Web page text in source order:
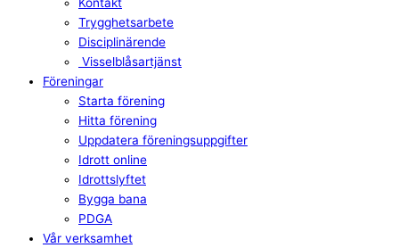
Trygghetsarbete
Disciplinärende
Visselblåsartjänst
Föreningar
Starta förening
Hitta förening
Uppdatera föreningsuppgifter
Idrott online
Idrottslyftet
Bygga bana
PDGA
Vår verksamhet